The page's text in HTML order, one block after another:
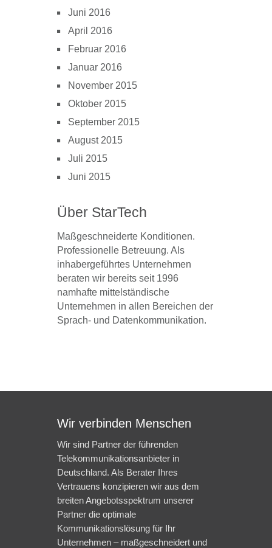
Juni 2016
April 2016
Februar 2016
Januar 2016
November 2015
Oktober 2015
September 2015
August 2015
Juli 2015
Juni 2015
Über StarTech
Maßgeschneiderte Konditionen.
Professionelle Betreuung. Als
inhabergeführtes Unternehmen
beraten wir bereits seit 1996
namhafte mittelständische
Unternehmen in allen Bereichen der
Sprach- und Datenkommunikation.
Wir verbinden Menschen
Wir sind Partner der führenden
Telekommunikationsanbieter in
Deutschland. Als Berater Ihres
Vertrauens konzipieren wir aus dem
breiten Angebotsspektrum unserer
Partner die optimale
Kommunikationslösung für Ihr
Unternehmen – maßgeschneidert und